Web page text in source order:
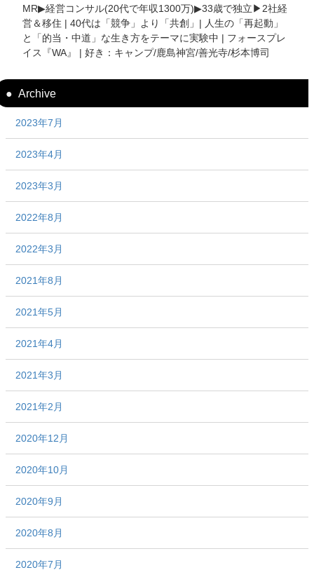
MR▶︎経営コンサル(20代で年収1300万)▶︎33歳で独立▶︎2社経
営＆移住 | 40代は「競争」より「共創」| 人生の「再起動」
と「的当・中道」な生き方をテーマに実験中 | フォースプレ
イス『WA』 | 好き：キャンプ/鹿島神宮/善光寺/杉本博司
Archive
2023年7月
2023年4月
2023年3月
2022年8月
2022年3月
2021年8月
2021年5月
2021年4月
2021年3月
2021年2月
2020年12月
2020年10月
2020年9月
2020年8月
2020年7月